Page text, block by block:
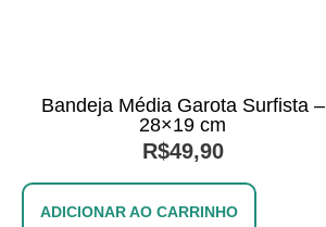
Bandeja Média Garota Surfista –
28×19 cm
R$49,90
ADICIONAR AO CARRINHO